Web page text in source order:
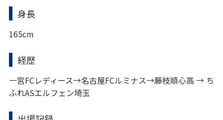
身長
165cm
経歴
一宮FCレディース→名古屋FCルミナス→藤枝順心高 → ち
ふれASエルフェン埼玉